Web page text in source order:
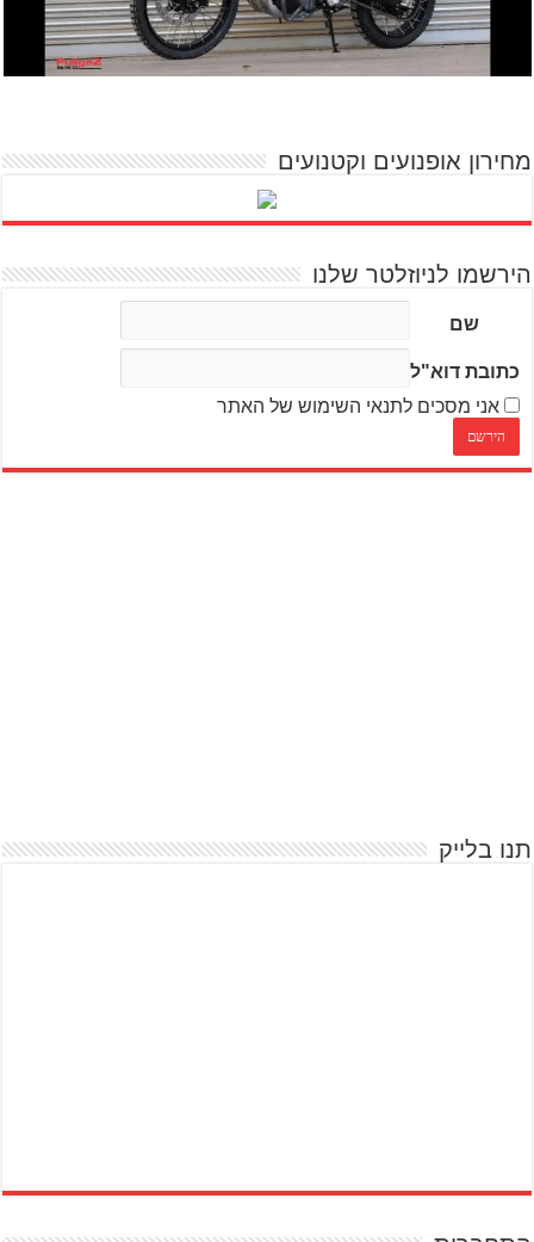
מחירון אופנועים וקטנועים
הירשמו לניוזלטר שלנו
שם
כתובת דוא"ל
אני מסכים לתנאי השימוש של האתר
תנו בלייק